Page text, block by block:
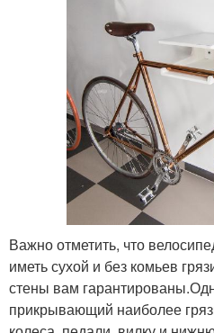
Важно отметить, что
иметь сухой и без комьев
стены вам
прикрывающий наиболее